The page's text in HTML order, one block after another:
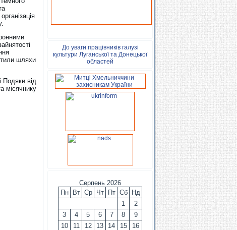
шляхи
Подяки від
місячнику
До уваги працівників галузі
культури Луганської та Донецької
областей
Серпень 2026
Пн
Вт Ср Чт Пт Сб
Нд
1
2
3
4 5 6 7 8
9
10
11 12 13 14 15
16